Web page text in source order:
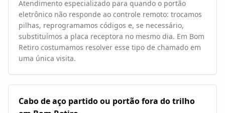
Atendimento especializado para quando o portão
eletrônico não responde ao controle remoto: trocamos
pilhas, reprogramamos códigos e, se necessário,
substituímos a placa receptora no mesmo dia. Em Bom
Retiro costumamos resolver esse tipo de chamado em
uma única visita.
Cabo de aço partido ou portão fora do trilho